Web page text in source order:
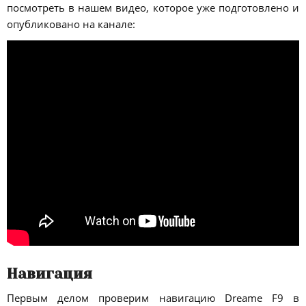
посмотреть в нашем видео, которое уже подготовлено и
опубликовано на канале:
Навигация
Первым делом проверим навигацию Dreame F9 в